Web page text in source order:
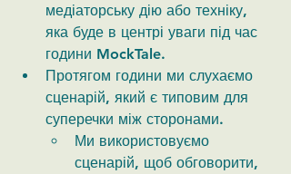
медіаторську дію або техніку,
яка буде в центрі уваги під час
години MockTale.
Протягом години ми слухаємо
сценарій, який є типовим для
суперечки між сторонами.
Ми використовуємо
сценарій, щоб обговорити,